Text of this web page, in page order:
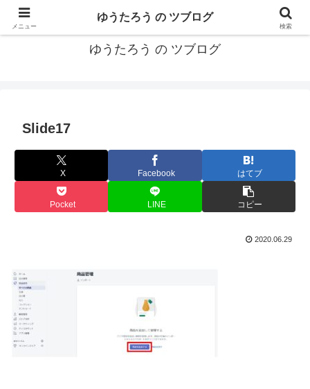
カリフォルニアMBA卒40代がMBA・キャリアとEコマースについて発信
ゆうたろう の ツブログ
Slide17
X Facebook はてブ
Pocket LINE コピー
2020.06.29
メニュー
ゆうたろう の ツブログ
検索